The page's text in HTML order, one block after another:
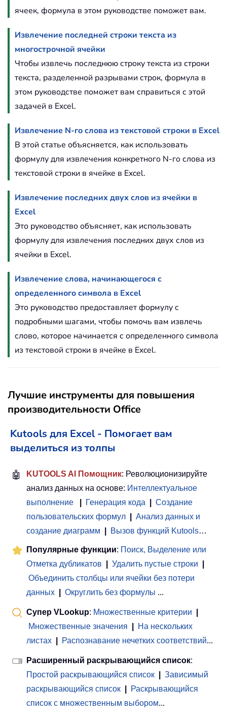
ячеек, формула в этом руководстве поможет вам.
Извлечение последней строки текста из
многострочной ячейки
Чтобы извлечь последнюю строку текста из строки
текста, разделенной разрывами строк, формула в
этом руководстве поможет вам справиться с этой
задачей в Excel.
Извлечение N-го слова из текстовой строки в Excel
В этой статье объясняется, как использовать
формулу для извлечения конкретного N-го слова из
текстовой строки в ячейке в Excel.
Извлечение последних двух слов из ячейки в
Excel
Это руководство объясняет, как использовать
формулу для извлечения последних двух слов из
ячейки в Excel.
Извлечение слова, начинающегося с
определенного символа в Excel
Это руководство предоставляет формулу с
подробными шагами, чтобы помочь вам извлечь
слово, которое начинается с определенного символа
из текстовой строки в ячейке в Excel.
Лучшие инструменты для повышения
производительности Office
Kutools для Excel - Помогает вам
выделиться из толпы
🤖 KUTOOLS AI Помощник: Революционизируйте
анализ данных на основе: Интеллектуальное
выполнение
Генерация кода
Создание
пользовательских формул
Анализ данных и
создание диаграмм
Вызов функций Kutools…
Популярные функции: Поиск, Выделение или
Отметка дубликатов
Удалить пустые строки
Объединить столбцы или ячейки без потери
данных
Округлить без формулы ...
Супер VLookup: Множественные критерии
Множественные значения
На нескольких
листах
Распознавание нечетких соответствий...
Расширенный раскрывающийся список:
Простой раскрывающийся список
Зависимый
раскрывающийся список
Раскрывающийся
список с множественным выбором...